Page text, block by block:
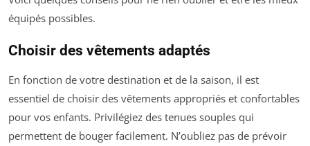
équipés possibles.
Choisir des vêtements adaptés
En fonction de votre destination et de la saison, il est
essentiel de choisir des vêtements appropriés et confortables
pour vos enfants. Privilégiez des tenues souples qui
permettent de bouger facilement. N’oubliez pas de prévoir